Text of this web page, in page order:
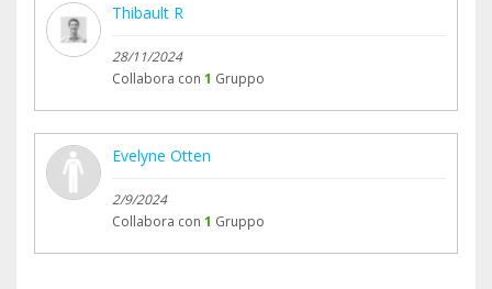
Thibault R
28/11/2024
Collabora con 1 Gruppo
Evelyne Otten
2/9/2024
Collabora con 1 Gruppo